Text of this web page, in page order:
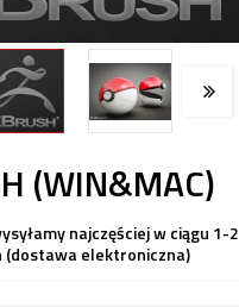
(WIN&MAC)
najczęściej w ciągu 1-2
(dostawa elektroniczna)